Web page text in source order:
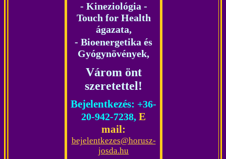
- Kineziológia -
Touch for Health
ágazata,
- Bioenergetika és
Gyógynövények,
Várom önt
szeretettel!
Bejelentkezés: +36-
20-942-7238, E
mail:
bejelentkezes@horusz-
josda.hu